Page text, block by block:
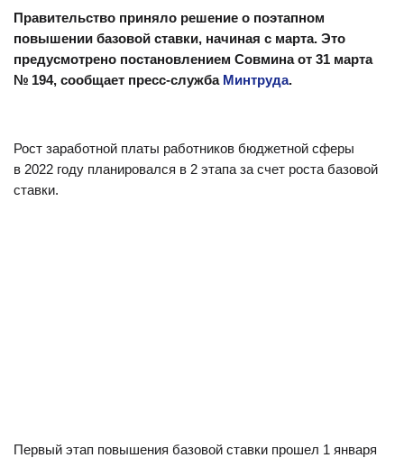
Правительство приняло решение о поэтапном
повышении базовой ставки, начиная с марта. Это
предусмотрено постановлением Совмина от 31 марта
№ 194, сообщает пресс-служба Минтруда.
Рост заработной платы работников бюджетной сферы
в 2022 году планировался в 2 этапа за счет роста базовой
ставки.
Первый этап повышения базовой ставки прошел 1 января